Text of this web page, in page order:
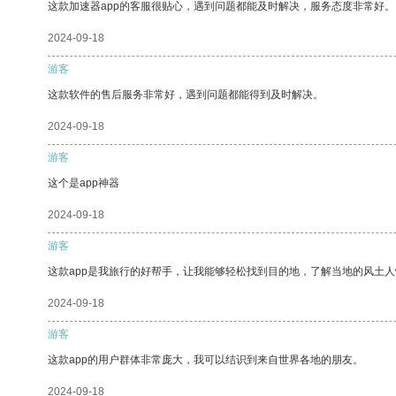
这款加速器app的客服很贴心，遇到问题都能及时解决，服务态度非常好。
2024-09-18
游客
这款软件的售后服务非常好，遇到问题都能得到及时解决。
2024-09-18
游客
这个是app神器
2024-09-18
游客
这款app是我旅行的好帮手，让我能够轻松找到目的地，了解当地的风土
2024-09-18
游客
这款app的用户群体非常庞大，我可以结识到来自世界各地的朋友。
2024-09-18